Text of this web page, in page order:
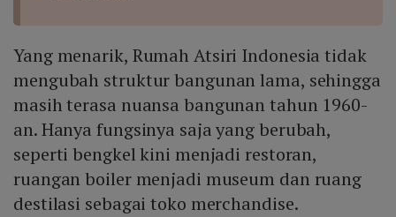
Yang menarik, Rumah Atsiri Indonesia tidak
mengubah struktur bangunan lama, sehingga
masih terasa nuansa bangunan tahun 1960-
an. Hanya fungsinya saja yang berubah,
seperti bengkel kini menjadi restoran,
ruangan boiler menjadi museum dan ruang
destilasi sebagai toko merchandise.